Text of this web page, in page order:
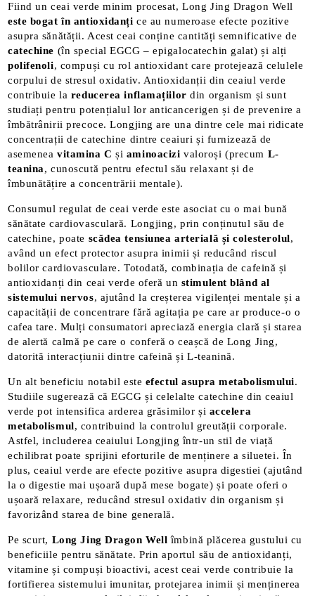
Fiind un ceai verde minim procesat, Long Jing Dragon Well
este bogat în antioxidanți ce au numeroase efecte pozitive
asupra sănătății. Acest ceai conține cantități semnificative de
catechine (în special EGCG – epigalocatechin galat) și alți
polifenoli, compuși cu rol antioxidant care protejează celulele
corpului de stresul oxidativ. Antioxidanții din ceaiul verde
contribuie la reducerea inflamațiilor din organism și sunt
studiați pentru potențialul lor anticancerigen și de prevenire a
îmbătrânirii precoce. Longjing are una dintre cele mai ridicate
concentrații de catechine dintre ceaiuri și furnizează de
asemeneavitamina C și aminoacizi valoroși​ (precum L-
teanina, cunoscută pentru efectul său relaxant și de
îmbunătățire a concentrării mentale).
Consumul regulat de ceai verde este asociat cu o mai bună
sănătate cardiovasculară. Longjing, prin conținutul său de
catechine, poate scădea tensiunea arterială și colesterolul,
având un efect protector asupra inimii și reducând riscul
bolilor cardiovasculare​. Totodată, combinația de cafeină și
antioxidanți din ceai verde oferă un stimulent blând al
sistemului nervos, ajutând la creșterea vigilenței mentale și a
capacității de concentrare fără agitația pe care ar produce-o o
cafea tare​. Mulți consumatori apreciază energia clară și starea
de alertă calmă pe care o conferă o ceașcă de Long Jing,
datorită interacțiunii dintre cafeină și L-teanină.
Un alt beneficiu notabil este efectul asupra metabolismului.
Studiile sugerează că EGCG și celelalte catechine din ceaiul
verde pot intensifica arderea grăsimilor și accelera
metabolismul, contribuind la controlul greutății corporale​.
Astfel, includerea ceaiului Longjing într-un stil de viață
echilibrat poate sprijini eforturile de menținere a siluetei. În
plus, ceaiul verde are efecte pozitive asupra digestiei (ajutând
la o digestie mai ușoară după mese bogate) și poate oferi o
ușoară relaxare, reducând stresul oxidativ din organism și
favorizând starea de bine generală​.
Pe scurt, Long Jing Dragon Well îmbină plăcerea gustului cu
beneficiile pentru sănătate. Prin aportul său de antioxidanți,
vitamine și compuși bioactivi, acest ceai verde contribuie la
fortifierea sistemului imunitar, protejarea inimii și menținerea